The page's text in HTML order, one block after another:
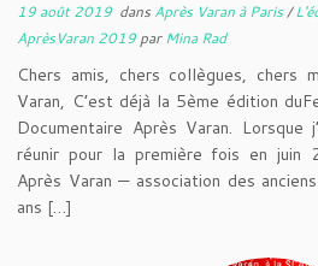
19 août 2019 dans Après Varan à Paris/
AprèsVaran 2019 parMina Rad
Chers amis, chers collègues, chers
Varan, C’est déjà la 5ème édition
Documentaire Après Varan. Lorsque
réunir pour la première fois en juin
Après Varan — association des
ans […]